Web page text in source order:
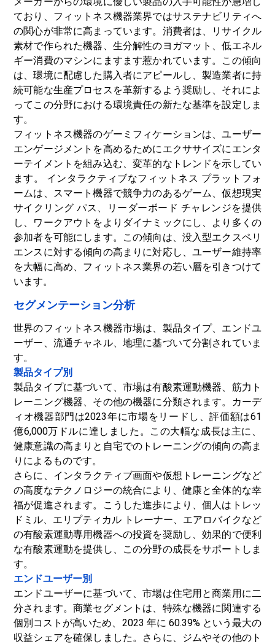
ており、フィットネス機器業界ではサステナビリティへ
の関心が非常に高まっています。消費者は、リサイクル
素材で作られた機器、生分解性のヨガマット、低エネル
ギー消費のマシンにますます惹かれています。この傾向
は、環境に配慮した購入者にアピールし、製造業者に持
続可能な生産プロセスを革新するよう奨励し、それによ
ってこの分野における環境責任の新たな基準を設定しま
す。
フィットネス機器のゲーミフィケーションは、ユーザー
エンゲージメントを高めるためにエクササイズにエンタ
ーテイメントを組み込む、変革的なトレンドを示してい
ます。 インタラクティブなフィットネス プラットフォ
ームは、スマート機器で競争力のあるゲーム、仮想現実
サイクリング パス、リーダーボード チャレンジを提供
し、ワークアウトをよりダイナミックにし、より多くの
参加者を可能にします。この傾向は、没入型エクスペリ
エンスに対する傾向の高まりに対応し、ユーザー維持率
を大幅に高め、フィットネス業界の若い層を引きつけて
います。
セグメンテーション分析
世界のフィットネス機器市場は、製品タイプ、エンドユ
ーザー、流通チャネル、地理に基づいて分割されていま
す。
製品タイプ別
製品タイプに基づいて、市場は有酸素運動機器、筋力ト
レーニング機器、その他の機器に分類されます。カーデ
ィオ機器部門は2023年に市場をリードし、評価額は61
億6,000万ドルに達しました。この大幅な成長は主に、
健康意識の高まりと自宅でのトレーニングの傾向の高ま
りによるものです。
さらに、インタラクティブ画面や仮想トレーニングなど
の高度なテクノロジーの統合により、健康と全体的な幸
福が促進されます。こうした進歩により、個人はトレッ
ドミル、エリプティカル トレーナー、エアロバイクなど
の有酸素運動専用機器への投資を奨励し、効果的で便利
な有酸素運動を提供し、この分野の成長をサポートしま
す。
エンドユーザー別
エンドユーザーに基づいて、市場は住宅用と商業用に二
分されます。商業セグメントは、特殊な機器に関連する
個別コストが高いため、2023 年に 60.39% という最大の
収益シェアを確保しました。さらに、ジムやその他のト